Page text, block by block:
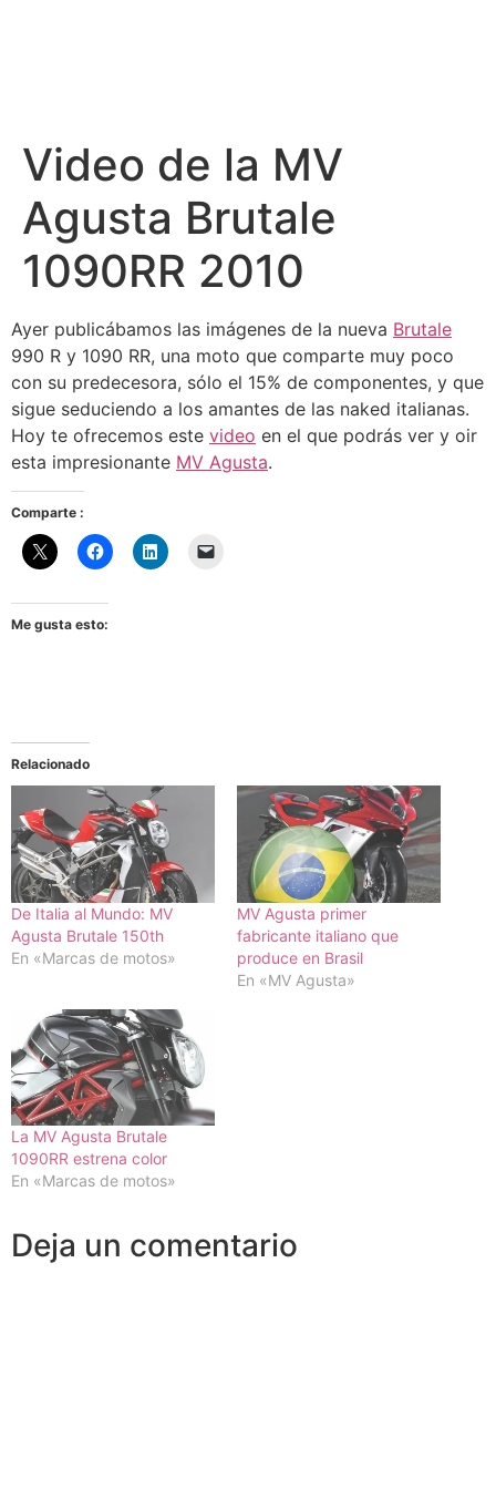
Video de la MV
Agusta Brutale
1090RR 2010
Ayer publicábamos las imágenes de la nueva Brutale
990 R y 1090 RR, una moto que comparte muy poco
con su predecesora, sólo el 15% de componentes, y que
sigue seduciendo a los amantes de las naked italianas.
Hoy te ofrecemos este video en el que podrás ver y oir
esta impresionante MV Agusta.
Comparte :
Me gusta esto:
Relacionado
De Italia al Mundo: MV
Agusta Brutale 150th
En «Marcas de motos»
MV Agusta primer
fabricante italiano que
produce en Brasil
En «MV Agusta»
La MV Agusta Brutale
1090RR estrena color
En «Marcas de motos»
Deja un comentario